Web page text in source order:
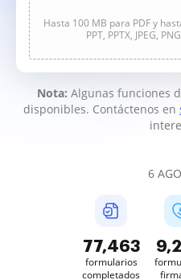
Hasta 100 MB para PDF y
PPT, PPTX, JPEG,
Nota: Algunas funciones
disponibles. Contáctenos en
6
77,463
formularios
completados